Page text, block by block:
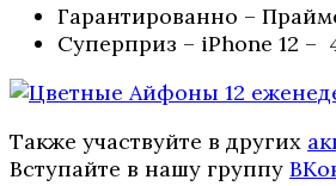
Гарантированно –
Суперприз – iPhone 12 –
Также участвуйте в других
Вступайте в нашу группу